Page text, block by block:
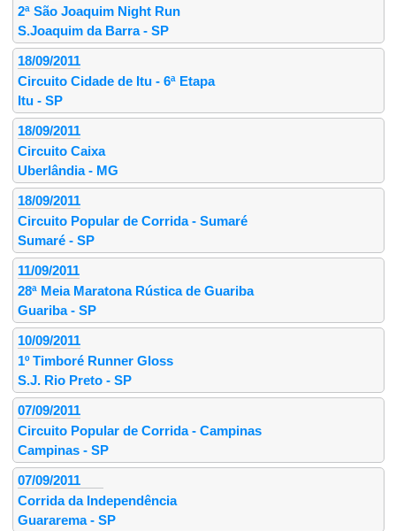
2ª São Joaquim Night Run
S.Joaquim da Barra - SP
18/09/2011
Circuito Cidade de Itu - 6ª Etapa
Itu - SP
18/09/2011
Circuito Caixa
Uberlândia - MG
18/09/2011
Circuito Popular de Corrida - Sumaré
Sumaré - SP
11/09/2011
28ª Meia Maratona Rústica de Guariba
Guariba - SP
10/09/2011
1º Timboré Runner Gloss
S.J. Rio Preto - SP
07/09/2011
Circuito Popular de Corrida - Campinas
Campinas - SP
07/09/2011
Corrida da Independência
Guararema - SP